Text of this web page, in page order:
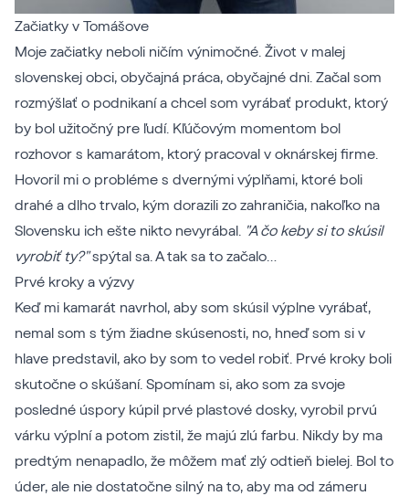
Začiatky v Tomášove
Moje začiatky neboli ničím výnimočné. Život v malej
slovenskej obci, obyčajná práca, obyčajné dni. Začal som
rozmýšlať o podnikaní a chcel som vyrábať produkt, ktorý
by bol užitočný pre ľudí. Kľúčovým momentom bol
rozhovor s kamarátom, ktorý pracoval v oknárskej firme.
Hovoril mi o probléme s dvernými výplňami, ktoré boli
drahé a dlho trvalo, kým dorazili zo zahraničia, nakoľko na
Slovensku ich ešte nikto nevyrábal. "A čo keby si to skúsil
vyrobiť ty?"spýtal sa. A tak sa to začalo…
Prvé kroky a výzvy
Keď mi kamarát navrhol, aby som skúsil výplne vyrábať,
nemal som s tým žiadne skúsenosti, no, hneď som si v
hlave predstavil, ako by som to vedel robiť. Prvé kroky boli
skutočne o skúšaní. Spomínam si, ako som za svoje
posledné úspory kúpil prvé plastové dosky, vyrobil prvú
várku výplní a potom zistil, že majú zlú farbu. Nikdy by ma
predtým nenapadlo, že môžem mať zlý odtieň bielej. Bol to
úder, ale nie dostatočne silný na to, aby ma od zámeru